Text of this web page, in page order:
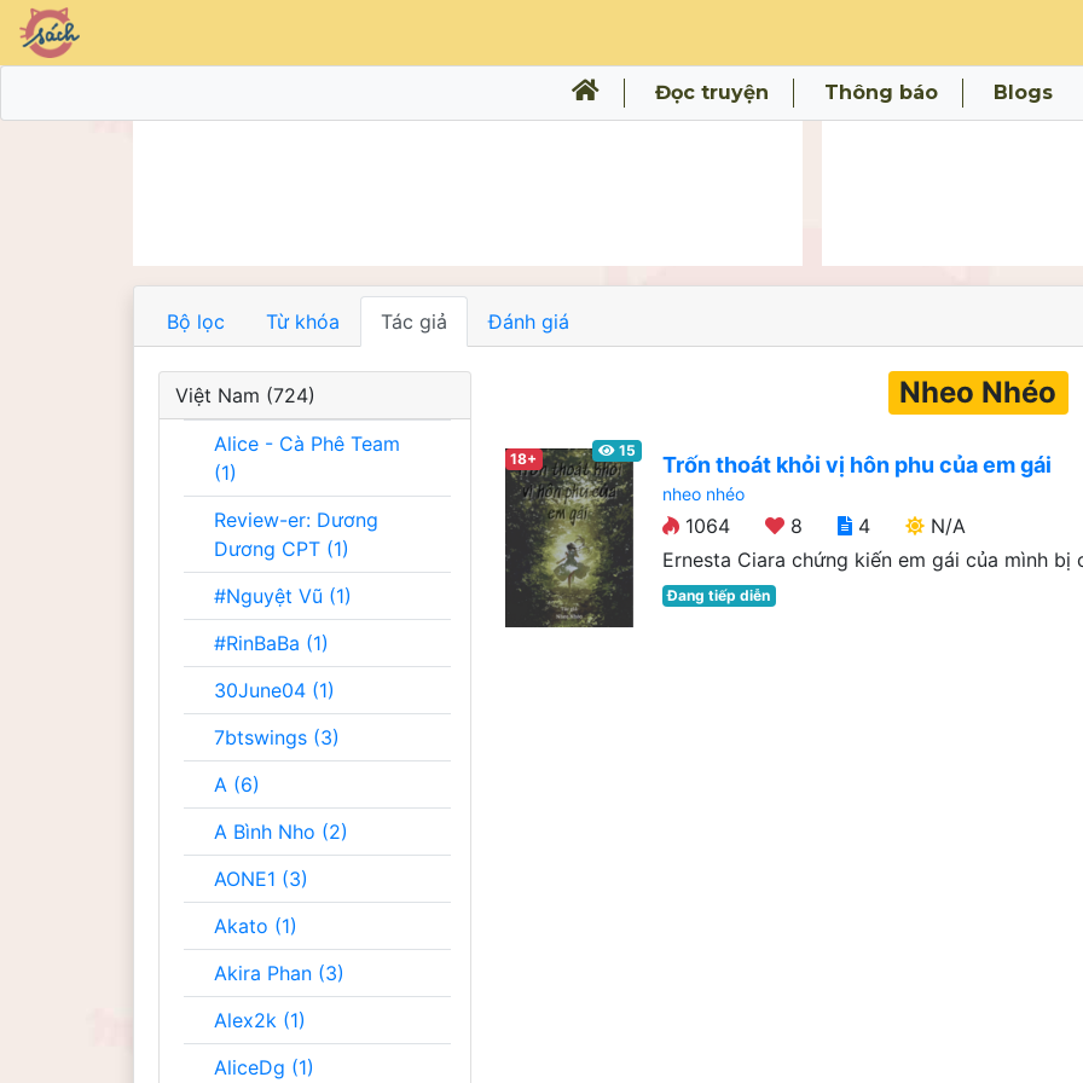
Đọc truyện Thông báo Blogs
Bộ lọc Từ khóa Tác giả Đánh giá
Việt Nam (724)
Alice - Cà Phê Team
(1)
Review-er: Dương
Dương CPT (1)
#Nguyệt Vũ (1)
#RinBaBa (1)
30June04 (1)
7btswings (3)
A (6)
A Bình Nho (2)
AONE1 (3)
Akato (1)
Akira Phan (3)
Alex2k (1)
AliceDg (1)
Nheo Nhéo
18+ 15
Trốn thoát khỏi vị hôn phu của em gái
nheo nhéo
1064 8 4
N/A
Ernesta Ciara chứng kiến em gái của mình bị
Đang tiếp diễn